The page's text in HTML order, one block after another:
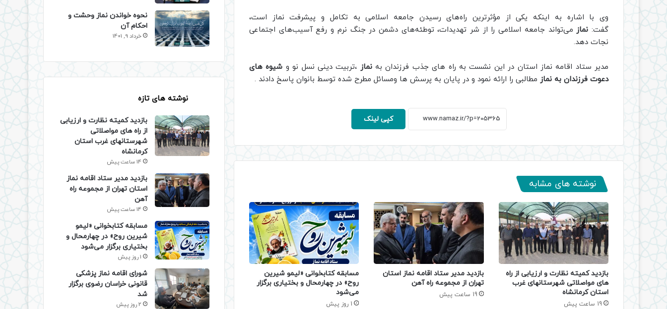
وی با اشاره به اینکه یکی از مؤثرترین راه‌های رسیدن جامعه اسلامی به تکامل و پیشرفت نماز است،
گفت: نماز می‌تواند جامعه اسلامی را از شر تهدیدات، توطئه‌های دشمن در جنگ نرم و رفع آسیب‌های اجتماعی
نجات دهد.
مدیر ستاد اقامه نماز استان در این نشست به راه های جذب فرزندان به نماز ،تربیت دینی نسل نو و شیوه های
دعوت فرزندان به نماز مطالبی را ارائه نمود و در پایان به پرسش ها ومسائل مطرح شده توسط بانوان پاسخ دادند .
کپی لینک
نوشته های مشابه
بازدید کمیته نظارت و ارزیابی از راه
های مواصلاتی شهرستانهای غرب
استان کرمانشاه
19 ساعت پیش
بازدید مدیر ستاد اقامه نماز استان
تهران از مجموعه راه آهن
19 ساعت پیش
مسابقه کتابخوانی «لیمو شیرین
روح» در چهارمحال و بختیاری برگزار
می‌شود
1 روز پیش
نحوه خواندن نماز وحشت و
احکام آن
خرداد 9, 1401
نوشته های تازه
بازدید کمیته نظارت و ارزیابی
از راه های مواصلاتی
شهرستانهای غرب استان
کرمانشاه
14 ساعت پیش
بازدید مدیر ستاد اقامه نماز
استان تهران از مجموعه راه
آهن
14 ساعت پیش
مسابقه کتابخوانی «لیمو
شیرین روح» در چهارمحال و
بختیاری برگزار می‌شود
1 روز پیش
شورای اقامه نماز پزشکی
قانونی خراسان رضوی برگزار
شد
2 روز پیش